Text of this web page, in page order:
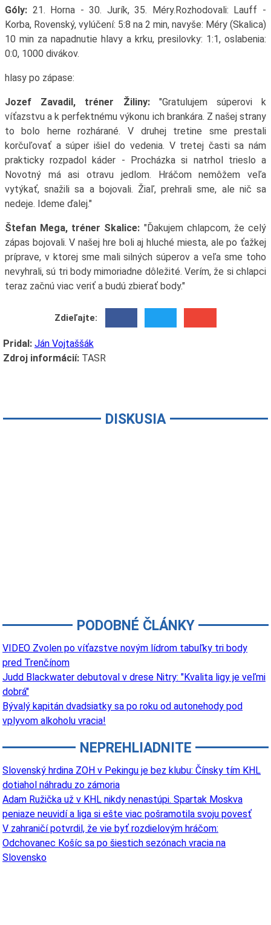
Góly:21. Horna - 30. Jurík, 35. Méry.Rozhodovali: Lauff -
Korba, Rovenský, vylúčení: 5:8 na 2 min, navyše: Méry (Skalica)
10 min za napadnutie hlavy a krku, presilovky: 1:1, oslabenia:
0:0, 1000 divákov.
hlasy po zápase:
Jozef Zavadil, tréner Žiliny:"Gratulujem súperovi k
víťazstvu a k perfektnému výkonu ich brankára. Z našej strany
to bolo herne rozhárané. V druhej tretine sme prestali
korčuľovať a súper išiel do vedenia. V tretej časti sa nám
prakticky rozpadol káder - Procházka si natrhol trieslo a
Novotný má asi otravu jedlom. Hráčom nemôžem veľa
vytýkať, snažili sa a bojovali. Žiaľ, prehrali sme, ale nič sa
nedeje. Ideme ďalej."
Štefan Mega, tréner Skalice: "Ďakujem chlapcom, že celý
zápas bojovali. V našej hre boli aj hluché miesta, ale po ťažkej
príprave, v ktorej sme mali silných súperov a veľa sme toho
nevyhrali, sú tri body mimoriadne dôležité. Verím, že si chlapci
teraz začnú viac veriť a budú zbierať body."
Zdieľajte:
Pridal: Ján Vojtaššák
Zdroj informácií:TASR
DISKUSIA
PODOBNÉ ČLÁNKY
VIDEO Zvolen po víťazstve novým lídrom tabuľky tri body
pred Trenčínom
Judd Blackwater debutoval v drese Nitry: "Kvalita ligy je veľmi
dobrá"
Bývalý kapitán dvadsiatky sa po roku od autonehody pod
vplyvom alkoholu vracia!
NEPREHLIADNITE
Slovenský hrdina ZOH v Pekingu je bez klubu: Čínsky tím KHL
dotiahol náhradu zo zámoria
Adam Ružička už v KHL nikdy nenastúpi. Spartak Moskva
peniaze neuvidí a liga si ešte viac pošramotila svoju povesť
V zahraničí potvrdil, že vie byť rozdielovým hráčom:
Odchovanec Košíc sa po šiestich sezónach vracia na
Slovensko